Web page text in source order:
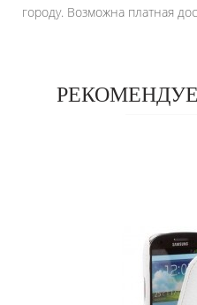
городу. Возможна платная